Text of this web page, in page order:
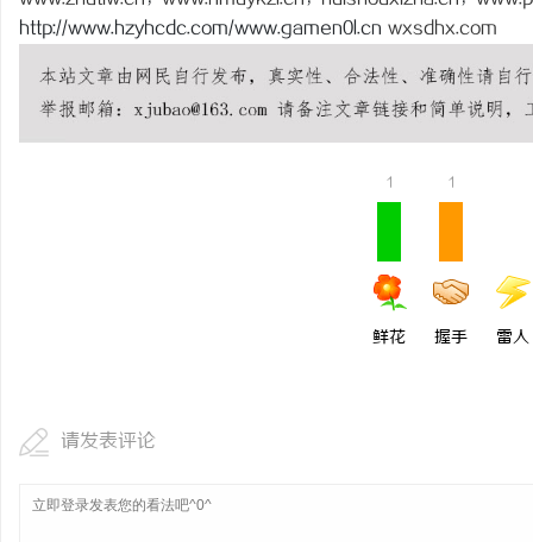
http://www.hzyhcdc.com/www.gamen0l.cn wxsdhx.com
1
鲜花
1
握手 雷人
请发表评论